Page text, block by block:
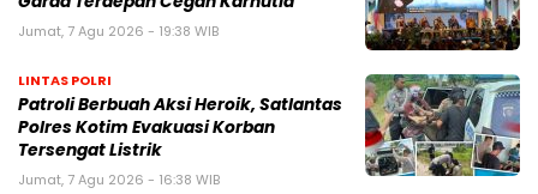
Jumat, 7 Agu 2026 - 19:38 WIB
LINTAS POLRI
Patroli Berbuah Aksi Heroik, Satlantas
Polres Kotim Evakuasi Korban
Tersengat Listrik
Jumat, 7 Agu 2026 - 16:38 WIB